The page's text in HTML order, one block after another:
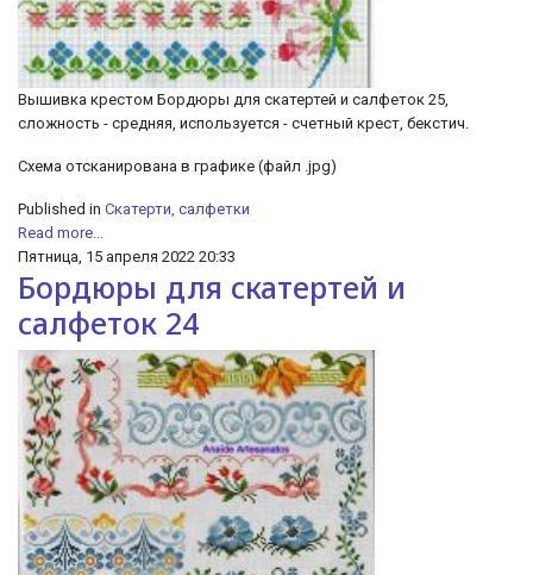
Вышивка крестом Бордюры для скатертей и салфеток 25,
сложность - средняя, используется - счетный крест, бекстич.
Cхема отсканирована в графике (файл .jpg)
Published in Скатерти, салфетки
Read more...
Пятница, 15 апреля 2022 20:33
Бордюры для скатертей и
салфеток 24